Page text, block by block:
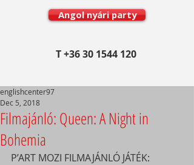
Angol nyári party
T+36 30 1544 120
Filmajánló: Queen: A Night in
Bohemia
englishcenter97
Dec 5, 2018
P’ART MOZI FILMAJÁNLÓ JÁTÉK: